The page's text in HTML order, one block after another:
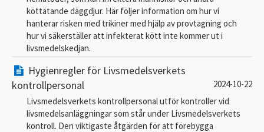
köttätande däggdjur. Här följer information om hur vi
hanterar risken med trikiner med hjälp av provtagning och
hur vi säkerställer att infekterat kött inte kommer ut i
livsmedelskedjan.
Hygienregler för Livsmedelsverkets
kontrollpersonal
2024-10-22
Livsmedelsverkets kontrollpersonal utför kontroller vid
livsmedelsanläggningar som står under Livsmedelsverkets
kontroll. Den viktigaste åtgärden för att förebygga